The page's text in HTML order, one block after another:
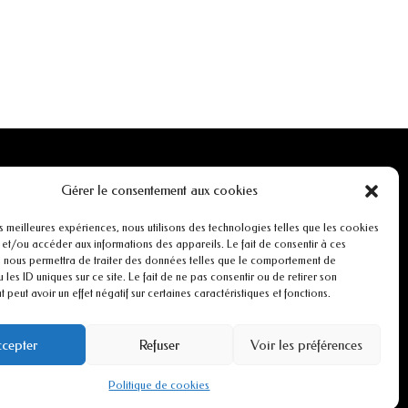
Gérer le consentement aux cookies
meilleures expériences, nous utilisons des technologies telles que les cookies
ou accéder aux informations des appareils. Le fait de consentir à ces
permettra de traiter des données telles que le comportement de
les ID uniques sur ce site. Le fait de ne pas consentir ou de retirer son
peut avoir un effet négatif sur certaines caractéristiques et fonctions.
Refuser Voir les préférences
Politique de cookies
INFORMATIONS
Mentions légales
Conditions générales de ventes
Politiques de cookies